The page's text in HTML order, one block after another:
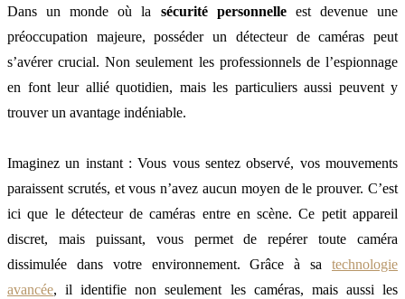
Dans un monde où la sécurité personnelleest devenue une
préoccupation majeure, posséder un détecteur de caméras peut
s’avérer crucial. Non seulement les professionnels de l’espionnage
en font leur allié quotidien, mais les particuliers aussi peuvent y
trouver un avantage indéniable.
Imaginez un instant : Vous vous sentez observé, vos mouvements
paraissent scrutés, et vous n’avez aucun moyen de le prouver. C’est
ici que le détecteur de caméras entre en scène. Ce petit appareil
discret, mais puissant, vous permet de repérer toute caméra
dissimulée dans votre environnement. Grâce à sa technologie
avancée, il identifie non seulement les caméras, mais aussi les